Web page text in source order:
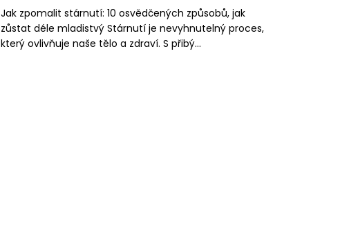
Jak zpomalit stárnutí: 10 osvědčených způsobů, jak
zůstat déle mladistvý Stárnutí je nevyhnutelný proces,
který ovlivňuje naše tělo a zdraví. S přibý...